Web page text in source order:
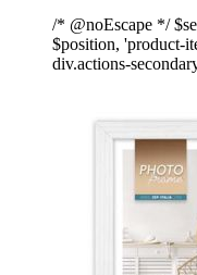
/* @noEscape */
$position, 'product-
div.actions-